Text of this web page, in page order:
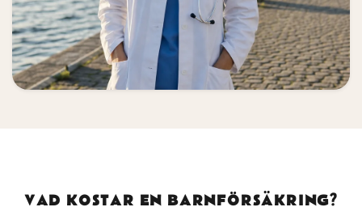
VAD KOSTAR EN BARNFÖRSÄKRING?